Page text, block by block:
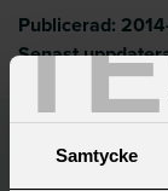
Samtycke
Publicerad:
Senast